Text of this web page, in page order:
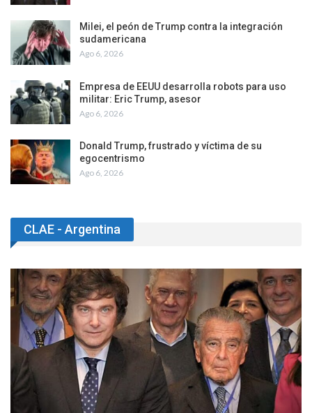
Milei, el peón de Trump contra la integración
sudamericana
Ago 6, 2026
Empresa de EEUU desarrolla robots para uso
militar: Eric Trump, asesor
Ago 6, 2026
Donald Trump, frustrado y víctima de su
egocentrismo
Ago 6, 2026
CLAE - Argentina